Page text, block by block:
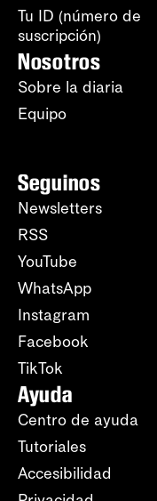
Tu ID (número de
suscripción)
Nosotros
Sobre la diaria
Equipo
Seguinos
Newsletters
RSS
YouTube
WhatsApp
Instagram
Facebook
TikTok
Ayuda
Centro de ayuda
Tutoriales
Accesibilidad